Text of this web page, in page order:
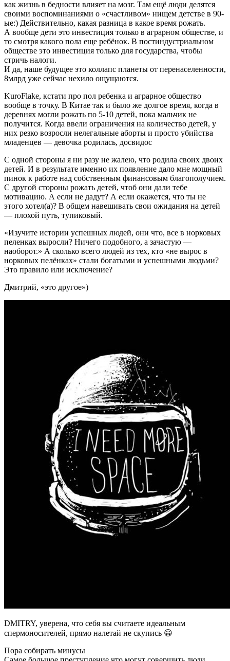
как жизнь в бедности влияет на мозг. Там ещё люди делятся
своими воспоминаниями о «счастливом» нищем детстве в 90-
ые:) Действительно, какая разница в какое время рожать.
А вообще дети это инвестиция только в аграрном обществе, и
то смотря какого пола еще ребёнок. В постиндустриальном
обществе это инвестиция только для государства, чтобы
стричь налоги.
И да, наше будущее это коллапс планеты от перенаселенности,
8млрд уже сейчас нехило ощущаются.
KuroFlake, кстати про пол ребенка и аграрное общество
вообще в точку. В Китае так и было же долгое время, когда в
деревнях могли рожать по 5-10 детей, пока мальчик не
получится. Когда ввели ограничения на количество детей, у
них резко возросли нелегальные аборты и просто убийства
младенцев — девочка родилась, досвидос
С одной стороны я ни разу не жалею, что родила своих двоих
детей. И в результате именно их появление дало мне мощный
пинок к работе над собственным финансовым благополучием.
С другой стороны рожать детей, чтоб они дали тебе
мотивацию. А если не дадут? А если окажется, что ты не
этого хотел(а)? В общем навешивать свои ожидания на детей
— плохой путь, тупиковый.
«Изучите истории успешных людей, они что, все в норковых
пеленках выросли? Ничего подобного, а зачастую —
наоборот.» А сколько всего людей из тех, кто «не вырос в
норковых пелёнках» стали богатыми и успешными людьми?
Это правило или исключение?
Дмитрий, «это другое»)
DMITRY, уверена, что себя вы считаете идеальным
спермоносителей, прямо налетай не скупись 😀
Пора собирать минусы